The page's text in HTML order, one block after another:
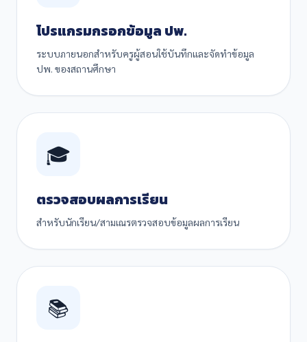
โปรแกรมกรอกข้อมูล ปพ.
ระบบภายนอกสำหรับครูผู้สอนใช้บันทึกและจัดทำข้อมูล
ปพ. ของสถานศึกษา
🎓
ตรวจสอบผลการเรียน
สำหรับนักเรียน/สามเณรตรวจสอบข้อมูลผลการเรียน
📚